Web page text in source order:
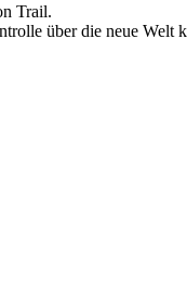
Trail.
über die neue Welt